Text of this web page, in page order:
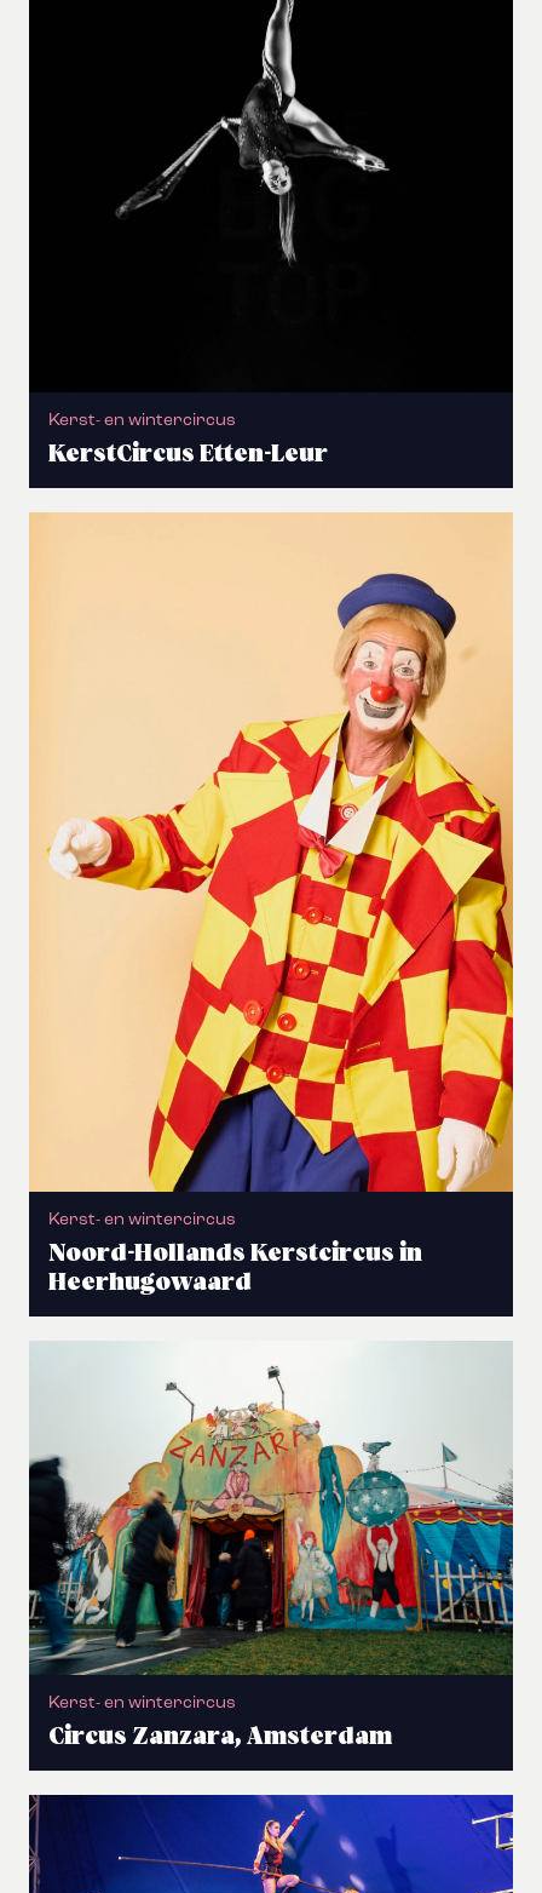
Kerst- en wintercircus
KerstCircus Etten-Leur
Kerst- en wintercircus
Noord-Hollands Kerstcircus in
Heerhugowaard
Kerst- en wintercircus
Circus Zanzara, Amsterdam